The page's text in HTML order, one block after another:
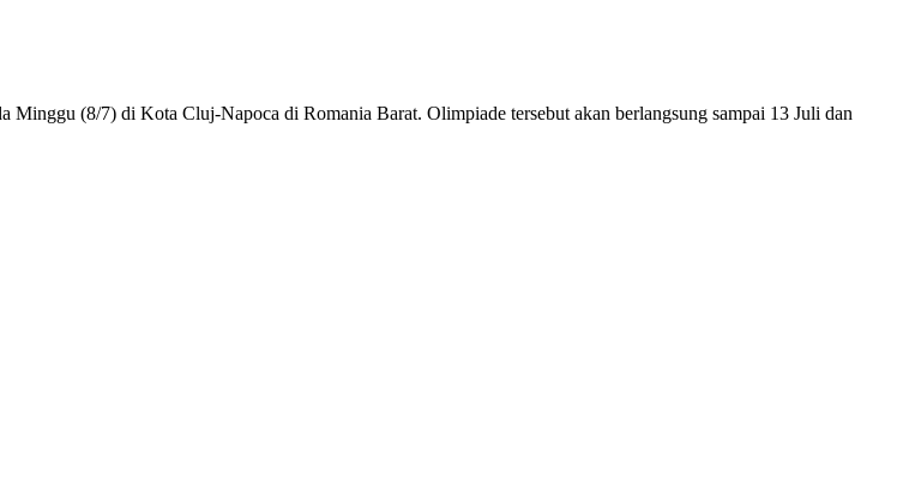
(8/7) di Kota Cluj-Napoca di Romania Barat. Olimpiade tersebut akan berlangsung sampai 13 Juli dan